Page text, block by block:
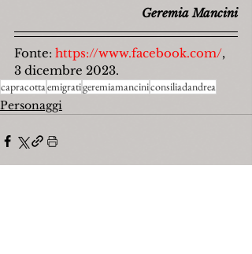
Geremia Mancini
Fonte: https://www.facebook.com/,
3 dicembre 2023.
capracottaemigratigeremiamanciniconsiliadandrea
Personaggi